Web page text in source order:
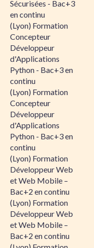
Sécurisées - Bac+3
en continu
(Lyon) Formation
Concepteur
Développeur
d'Applications
Python - Bac+3 en
continu
(Lyon) Formation
Concepteur
Développeur
d'Applications
Python - Bac+3 en
continu
(Lyon) Formation
Développeur Web
et Web Mobile –
Bac+2 en continu
(Lyon) Formation
Développeur Web
et Web Mobile –
Bac+2 en continu